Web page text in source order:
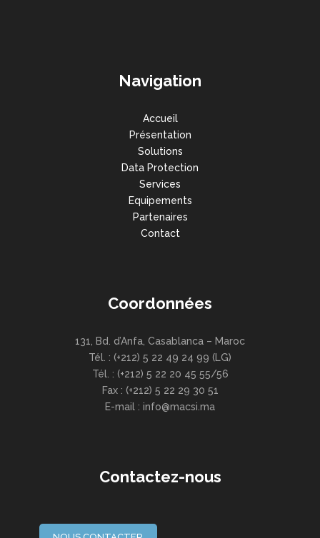
Navigation
Accueil
Présentation
Solutions
Data Protection
Services
Equipements
Partenaires
Contact
Coordonnées
131, Bd. d’Anfa, Casablanca – Maroc
Tél. : (+212) 5 22 49 24 99 (LG)
Tél. : (+212) 5 22 20 45 55/56
Fax : (+212) 5 22 29 30 51
E-mail : info@macsi.ma
Contactez-nous